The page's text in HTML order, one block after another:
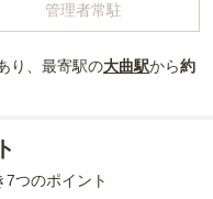
管理者常駐
り 、最寄駅の大曲駅から約
つのポイント